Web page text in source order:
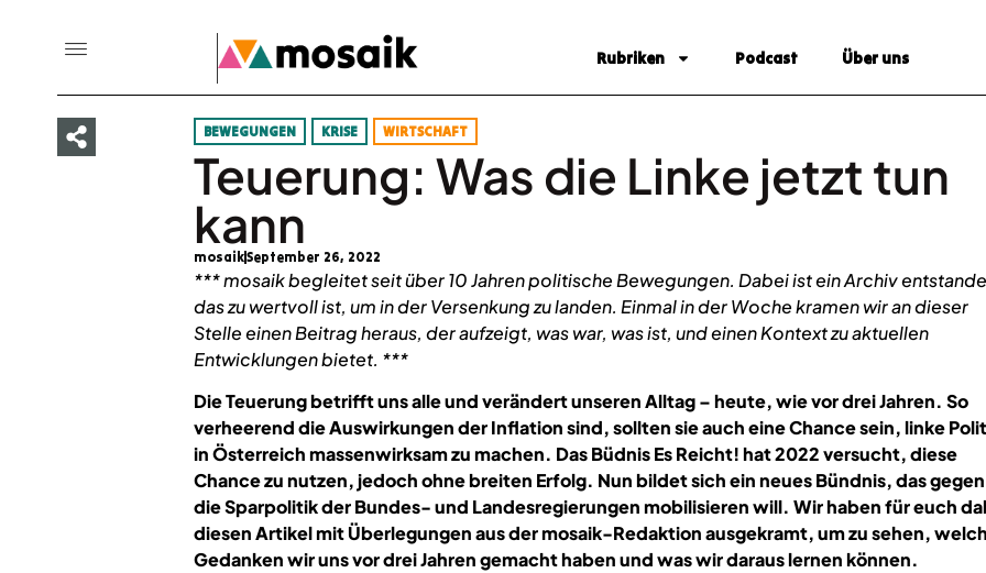
Rubriken Podcast Über uns
BEWEGUNGEN KRISE WIRTSCHAFT
Teuerung: Was die Linke jetzt tun
kann
mosaikSeptember 26, 2022
*** mosaik begleitet seit über 10 Jahren politische Bewegungen. Dabei ist ein Archiv
das zu wertvoll ist, um in der Versenkung zu landen. Einmal in der Woche kramen wir an dieser
Stelle einen Beitrag heraus, der aufzeigt, was war, was ist, und einen Kontext zu aktuellen
Entwicklungen bietet. ***
Die Teuerung betrifft uns alle und verändert unseren Alltag – heute, wie vor drei Jahren. So
verheerend die Auswirkungen der Inflation sind, sollten sie auch eine Chance sein, linke
in Österreich massenwirksam zu machen. Das Büdnis Es Reicht! hat 2022 versucht, diese
Chance zu nutzen, jedoch ohne breiten Erfolg. Nun bildet sich ein neues Bündnis, das gegen
die Sparpolitik der Bundes- und Landesregierungen mobilisieren will. Wir haben für euch
diesen Artikel mit Überlegungen aus der mosaik-Redaktion ausgekramt, um zu sehen,
Gedanken wir uns vor drei Jahren gemacht haben und was wir daraus lernen können.